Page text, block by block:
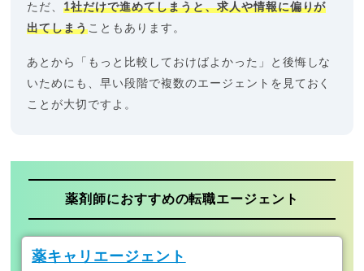
ただ、1社だけで進めてしまうと、求人や情報に偏りが
出てしまうこともあります。
あとから「もっと比較しておけばよかった」と後悔しな
いためにも、早い段階で複数のエージェントを見ておく
ことが大切ですよ。
薬剤師におすすめの転職エージェント
薬キャリエージェント